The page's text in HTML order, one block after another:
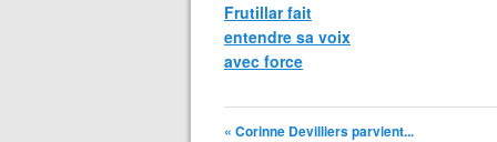
Frutillar fait
entendre sa voix
avec force
« Corinne Devilliers parvient...